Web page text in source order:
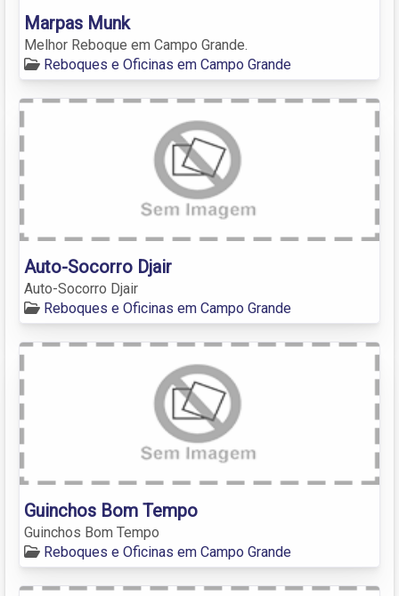
Marpas Munk
Melhor Reboque em Campo Grande.
Reboques e Oficinas em Campo Grande
Auto-Socorro Djair
Auto-Socorro Djair
Reboques e Oficinas em Campo Grande
Guinchos Bom Tempo
Guinchos Bom Tempo
Reboques e Oficinas em Campo Grande